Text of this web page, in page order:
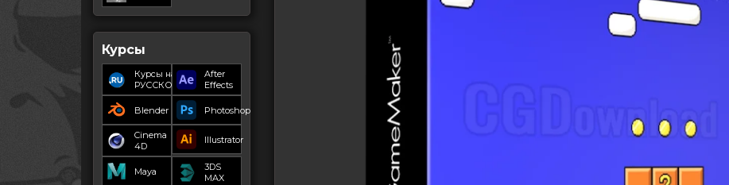
Курсы
Курсы на
РУССКОМ
After
Effects
Blender Photoshop
Cinema
4D
Illustrator
Maya
3DS
MAX